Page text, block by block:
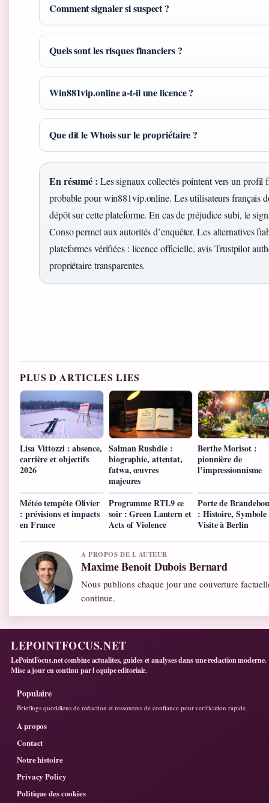
Comment signaler si suspect ?
Quels sont les risques financiers ?
Win881vip.online a-t-il une licence ?
Que dit le Whois sur le propriétaire ?
En résumé : Les signaux collectés pointent vers un profil
probable pour win881vip.online. Les utilisateurs français
dépôt sur cette plateforme. En cas de préjudice subi, le
Conso permet aux autorités d’enquêter. Les alternatives
plateformes vérifiées : licence officielle, avis Trustpilot
propriétaire transparentes.
PLUS D ARTICLES LIES
Lisa Vittozzi : absence,
carrière et objectifs
2026
Salman Rushdie :
biographie, attentat,
fatwa, œuvres
majeures
Berthe Morisot :
pionnière de
l’impressionnisme
Météo tempête Olivier
: prévisions et impacts
en France
Programme RTL9 ce
soir : Green Lantern et
Acts of Violence
Porte de
: Histoire, Symbole
Visite à Berlin
A PROPOS DE L AUTEUR
Maxime Benoit Dubois Bernard
Nous publions chaque jour une couverture
continue.
LEPOINTFOCUS.NET
LePointFocus.net combine actualites, guides et analyses dans une redaction moderne.
Mise a jour en continu par l equipe editoriale.
Populaire
Briefings quotidiens de redaction et ressources de confiance pour verification rapide.
A propos
Contact
Notre histoire
Privacy Policy
Politique des cookies